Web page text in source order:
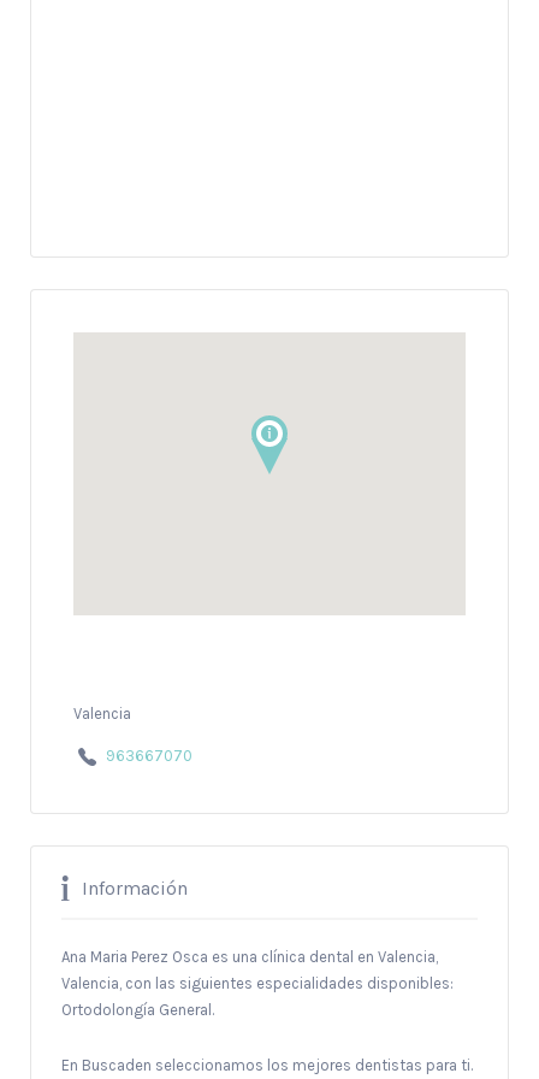
Valencia
963667070
Información
Ana Maria Perez Osca es una clínica dental en Valencia,
Valencia, con las siguientes especialidades disponibles:
Ortodolongía General.
En Buscaden seleccionamos los mejores dentistas para ti.